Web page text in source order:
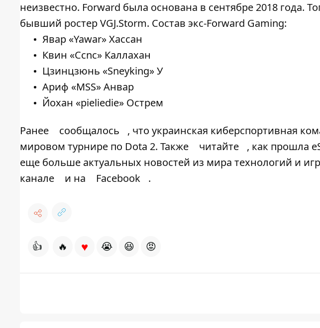
неизвестно. Forward была основана в сентябре 2018 года.
бывший ростер VGJ.Storm. Состав экс-Forward Gaming:
Явар «Yawar» Хассан
Квин «Ccnc» Каллахан
Цзинцзюнь «Sneyking» У
Ариф «MSS» Анвар
Йохан «pieliedie» Острем
Ранее сообщалось
, что украинская киберспортивная
мировом турнире по Dota 2. Также
читайте
, как прошла
еще больше актуальных новостей из мира технологий и
канале
и на Facebook .
👍 🔥 ♥ 😭 😆 😡